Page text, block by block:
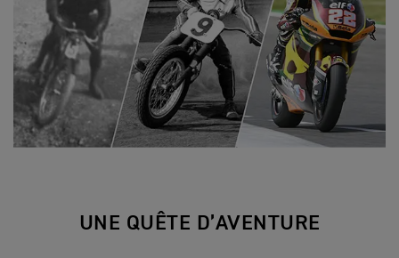
UNE QUÊTE D’AVENTURE